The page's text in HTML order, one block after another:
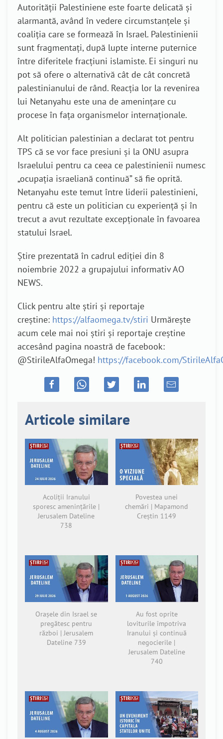
Autorității Palestiniene este foarte delicată și
alarmantă, având în vedere circumstanțele și
coaliția care se formează în Israel. Palestinienii
sunt fragmentați, după lupte interne puternice
între diferitele fracțiuni islamiste. Ei singuri nu
pot să ofere o alternativă cât de cât concretă
palestinianului de rând. Reacția lor la revenirea
lui Netanyahu este una de amenințare cu
procese în fața organismelor internaționale.
Alt politician palestinian a declarat tot pentru
TPS că se vor face presiuni și la ONU asupra
Israelului pentru ca ceea ce palestinienii numesc
„ocupația israeliană continuă” să fie oprită.
Netanyahu este temut între liderii palestinieni,
pentru că este un politician cu experiență și în
trecut a avut rezultate excepționale în favoarea
statului Israel.
Știre prezentată în cadrul ediției din 8
noiembrie 2022 a grupajului informativ AO
NEWS.
Click pentru alte știri și reportaje
creștine: https://alfaomega.tv/stiri Urmărește
acum cele mai noi știri și reportaje creștine
accesând pagina noastră de facebook:
@StirileAlfaOmega! https://facebook.com/
Articole similare
Acoliții Iranului
sporesc amenințările |
Jerusalem Dateline
738
Povestea unei
chemări | Mapamond
Creștin 1149
Orașele din Israel se
pregătesc pentru
război | Jerusalem
Dateline 739
Au fost oprite
loviturile împotriva
Iranului și continuă
negocierile |
Jerusalem Dateline
740